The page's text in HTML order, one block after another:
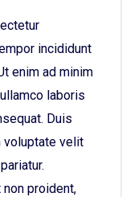
incididunt
enim ad minim
laboris
Duis
voluptate velit
proident,